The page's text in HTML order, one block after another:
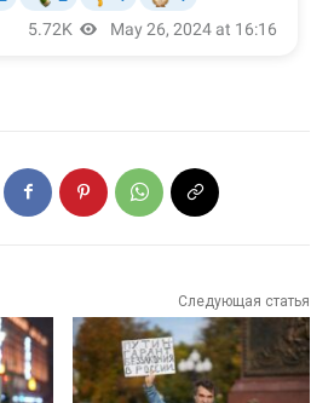
Следующая статья